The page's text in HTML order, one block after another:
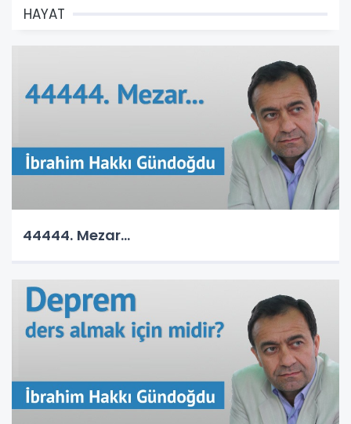
HAYAT
44444. Mezar...